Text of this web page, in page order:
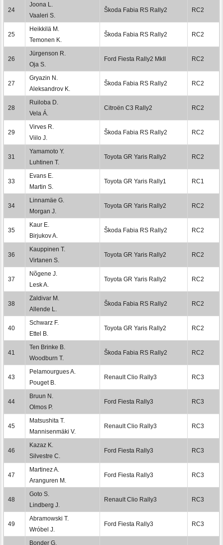
24
Joona L.
Vaaleri S.
Škoda Fabia RS Rally2 RC2
25
Heikkilä M.
Temonen K.
Škoda Fabia RS Rally2 RC2
26
Jürgenson R.
Oja S.
Ford Fiesta Rally2 MkII RC2
27
Gryazin N.
Aleksandrov K.
Škoda Fabia RS Rally2 RC2
28
Ruiloba D.
Vela Á.
Citroën C3 Rally2 RC2
29
Virves R.
Viilo J.
Škoda Fabia RS Rally2 RC2
31
Yamamoto Y.
Luhtinen T.
Toyota GR Yaris Rally2 RC2
33
Evans E.
Martin S.
Toyota GR Yaris Rally1 RC1
34
Linnamäe G.
Morgan J.
Toyota GR Yaris Rally2 RC2
35
Kaur E.
Birjukov A.
Škoda Fabia RS Rally2 RC2
36
Kauppinen T.
Virtanen S.
Toyota GR Yaris Rally2 RC2
37
Nõgene J.
Lesk A.
Toyota GR Yaris Rally2 RC2
38
Zaldivar M.
Allende L.
Škoda Fabia RS Rally2 RC2
40
Schwarz F.
Ettel B.
Toyota GR Yaris Rally2 RC2
41
Ten Brinke B.
Woodburn T.
Škoda Fabia RS Rally2 RC2
43
Pelamourgues A.
Pouget B.
Renault Clio Rally3 RC3
44
Bruun N.
Olmos P.
Ford Fiesta Rally3 RC3
45
Matsushita T.
Mannisenmäki V.
Renault Clio Rally3 RC3
46
Kazaz K.
Silvestre C.
Ford Fiesta Rally3 RC3
47
Martinez A.
Aranguren M.
Ford Fiesta Rally3 RC3
48
Goto S.
Lindberg J.
Renault Clio Rally3 RC3
49
Abramowski T.
Wróbel J.
Ford Fiesta Rally3 RC3
Bonder G.